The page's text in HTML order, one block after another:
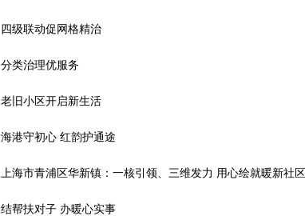
四级联动促网格精治
分类治理优服务
老旧小区开启新生活
海港守初心 红韵护通途
上海市青浦区华新镇：一核引领、三维发力 用心绘就暖新社区
结帮扶对子 办暖心实事